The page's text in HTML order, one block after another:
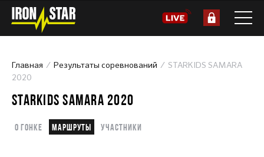
Главная Результаты соревнований
STARKIDS SAMARA
2020
STARKIDS SAMARA 2020
О гонке Маршруты Участники